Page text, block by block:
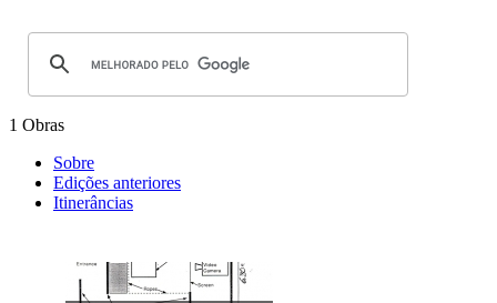
1 Obras
Sobre
Edições anteriores
Itinerâncias